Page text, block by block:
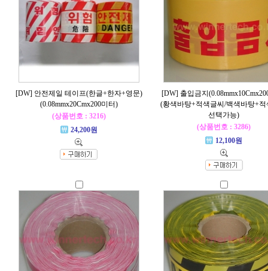
[DW] 안전제일 테이프(한글+한자+영문)
(0.08mmx20Cmx200미터)
(상품번호 : 3216)
24,200원
[DW] 출입금지
(황색바탕+적색글씨/백색바탕+적
선택가능)
(상품번호 : 3286)
12,100원